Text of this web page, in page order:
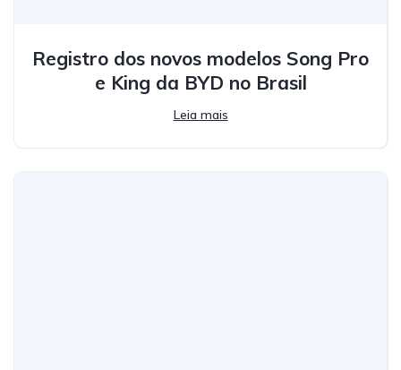
Registro dos novos modelos Song Pro
e King da BYD no Brasil
Leia mais